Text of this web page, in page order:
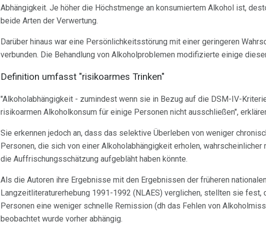
Abhängigkeit. Je höher die Höchstmenge an konsumiertem Alkohol ist,
beide Arten der Verwertung.
Darüber hinaus war eine Persönlichkeitsstörung mit einer geringeren
verbunden. Die Behandlung von Alkoholproblemen modifizierte einige
Definition umfasst "risikoarmes Trinken"
"Alkoholabhängigkeit - zumindest wenn sie in Bezug auf die DSM-IV-
risikoarmen Alkoholkonsum für einige Personen nicht ausschließen",
Sie erkennen jedoch an, dass das selektive Überleben von weniger
Personen, die sich von einer Alkoholabhängigkeit erholen,
die Auffrischungsschätzung aufgebläht haben könnte.
Als die Autoren ihre Ergebnisse mit den Ergebnissen der früheren
Langzeitliteraturerhebung 1991-1992 (NLAES) verglichen, stellten sie
Personen eine weniger schnelle Remission (dh das Fehlen von
beobachtet wurde vorher abhängig.